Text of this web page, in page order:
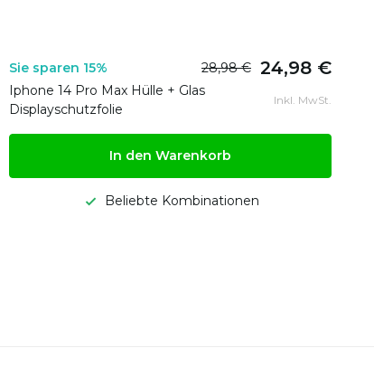
Sie sparen 15% 28,98 € 24,98 €
Iphone 14 Pro Max Hülle + Glas
Displayschutzfolie
Inkl. MwSt.
In den Warenkorb
Beliebte Kombinationen